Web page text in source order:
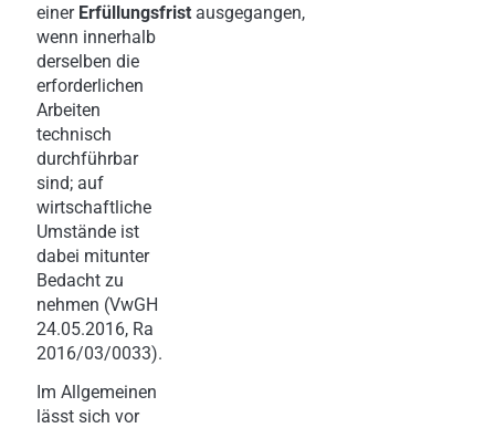
einer Erfüllungsfrist ausgegangen,
wenn innerhalb
derselben die
erforderlichen
Arbeiten
technisch
durchführbar
sind; auf
wirtschaftliche
Umstände ist
dabei mitunter
Bedacht zu
nehmen (VwGH
24.05.2016, Ra
2016/03/0033).
Im Allgemeinen
lässt sich vor